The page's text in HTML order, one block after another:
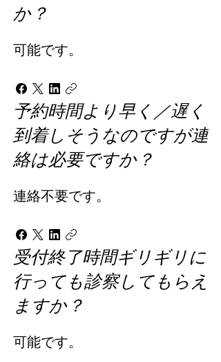
か？
可能です。
予約時間より早く／遅く
到着しそうなのですが連
絡は必要ですか？
連絡不要です。
受付終了時間ギリギリに
行っても診察してもらえ
ますか？
可能です。